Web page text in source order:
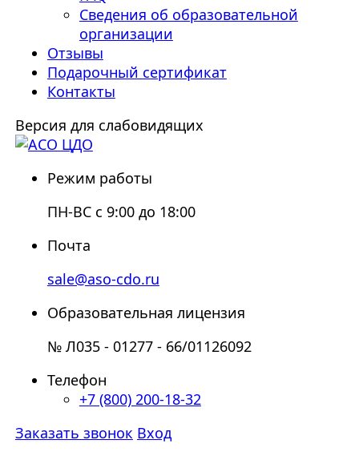
Сведения об образовательной
организации
Отзывы
Подарочный сертификат
Контакты
Версия для слабовидящих
Режим работы
ПН-ВС с 9:00 до 18:00
Почта
sale@aso-cdo.ru
Образовательная лицензия
№ Л035 - 01277 - 66/01126092
Телефон
+7 (800) 200-18-32
Заказать звонок Вход